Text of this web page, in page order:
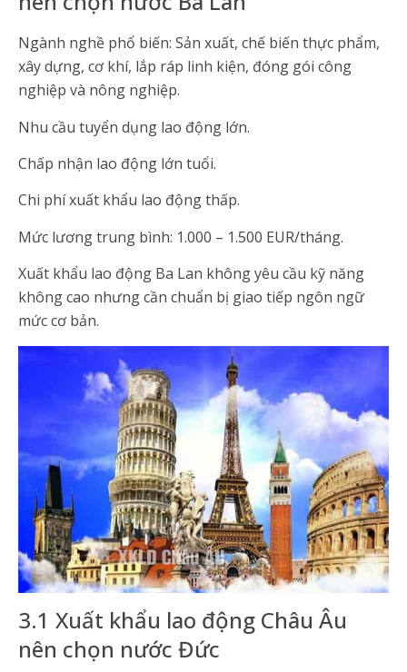
Ngành nghề phổ biến: Sản xuất, chế biến thực phẩm,
xây dựng, cơ khí, lắp ráp linh kiện, đóng gói công
nghiệp và nông nghiệp.
Nhu cầu tuyển dụng lao động lớn.
Chấp nhận lao động lớn tuổi.
Chi phí xuất khẩu lao động thấp.
Mức lương trung bình: 1.000 – 1.500 EUR/tháng.
Xuất khẩu lao động Ba Lan không yêu cầu kỹ năng
không cao nhưng cần chuẩn bị giao tiếp ngôn ngữ
mức cơ bản.
3.1 Xuất khẩu lao động Châu Âu
nên chọn nước Đức